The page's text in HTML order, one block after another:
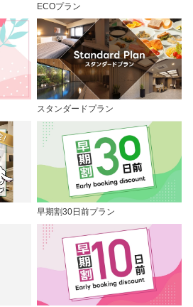
ECOプラン
スタンダードプラン
早期割30日前プラン